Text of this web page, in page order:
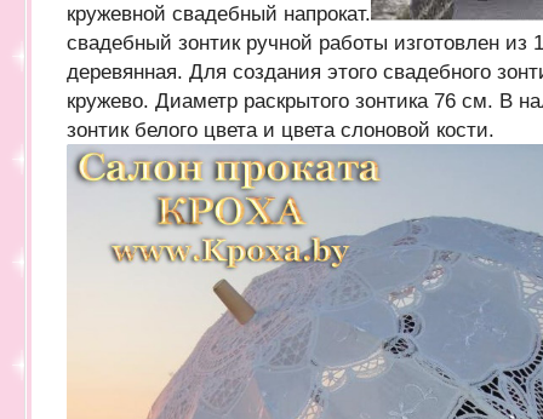
кружевной свадебный напрокат.
свадебный зонтик ручной работы изготовлен из
деревянная. Для создания этого свадебного
кружево. Диаметр раскрытого зонтика 76 см. В
зонтик белого цвета и цвета слоновой кости.